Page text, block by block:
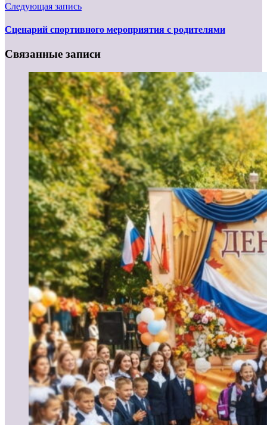
Следующая запись
Сценарий спортивного мероприятия с родителями
Связанные записи